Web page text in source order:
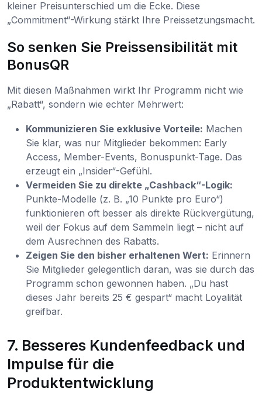
kleiner Preisunterschied um die Ecke. Diese
„Commitment“-Wirkung stärkt Ihre Preissetzungsmacht.
So senken Sie Preissensibilität mit
BonusQR
Mit diesen Maßnahmen wirkt Ihr Programm nicht wie
„Rabatt“, sondern wie echter Mehrwert:
Kommunizieren Sie exklusive Vorteile: Machen
Sie klar, was nur Mitglieder bekommen: Early
Access, Member-Events, Bonuspunkt-Tage. Das
erzeugt ein „Insider“-Gefühl.
Vermeiden Sie zu direkte „Cashback“-Logik:
Punkte-Modelle (z. B. „10 Punkte pro Euro“)
funktionieren oft besser als direkte Rückvergütung,
weil der Fokus auf dem Sammeln liegt – nicht auf
dem Ausrechnen des Rabatts.
Zeigen Sie den bisher erhaltenen Wert: Erinnern
Sie Mitglieder gelegentlich daran, was sie durch das
Programm schon gewonnen haben. „Du hast
dieses Jahr bereits 25 € gespart“ macht Loyalität
greifbar.
7. Besseres Kundenfeedback und
Impulse für die
Produktentwicklung